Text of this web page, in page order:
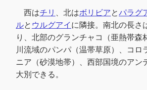
西はチリ 、北はボリビアとパラグ
ルと ウルグアイ に隣接。南北の長さ
り、北部のグランチャコ（亜熱帯森
川流域のパンパ（温帯草原）、コロ
ニア（砂漠地帯）、西部国境のアン
大別できる。